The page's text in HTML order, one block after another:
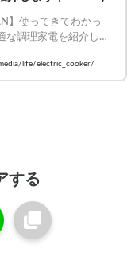
ィアVANLIFE
】使ってきてわかっ
な調理家電を紹介しま
#carstay#休日バンライフ
#最適
life/electric_cooker/
する